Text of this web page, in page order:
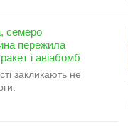
семеро
пережила
і авіабомб
закликають не